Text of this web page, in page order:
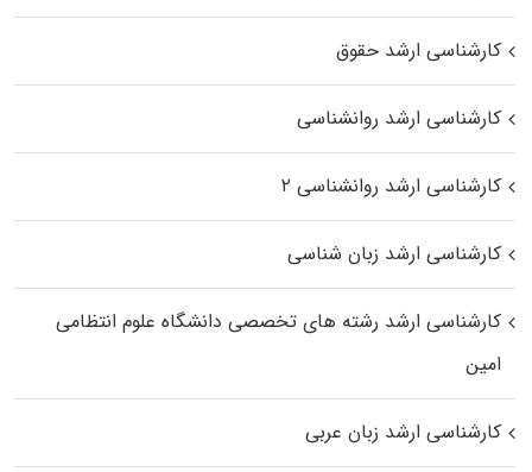
کارشناسی ارشد حقوق
کارشناسی ارشد روانشناسی
کارشناسی ارشد روانشناسی ۲
کارشناسی ارشد زبان شناسی
کارشناسی ارشد رﺷﺘﻪ ﻫﺎی تخصصی داﻧﺸﮕﺎه ﻋﻠﻮم انتظامی
اﻣﻴﻦ
کارشناسی ارشد زبان عربی